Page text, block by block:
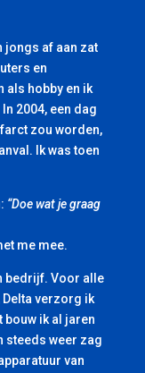
jongs af aan zat
en
als hobby en ik
2004, een dag
zou worden,
Ik was toen
“Doe wat je graag
me mee.
bedrijf. Voor alle
verzorg ik
ik al jaren
steeds weer zag
van